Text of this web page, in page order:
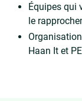
Équipes qui
le
Haan It et